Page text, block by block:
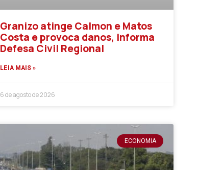
Granizo atinge Calmon e Matos
Costa e provoca danos, informa
Defesa Civil Regional
LEIA MAIS »
6 de agosto de 2026
ECONOMIA